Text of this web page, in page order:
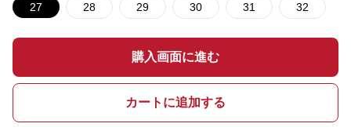
27 28 29 30 31 32
購入画面に進む
カートに追加する